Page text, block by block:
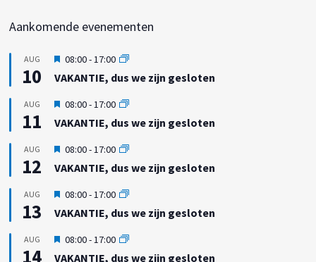
Aankomende evenementen
AUG
10
U
i
t
g
e
l
c
h
08:00-17:00
VAKANTIE, dus we zijn gesloten
AUG
11
U
i
t
g
e
l
c
h
08:00-17:00
VAKANTIE, dus we zijn gesloten
AUG
12
U
i
t
g
e
l
c
h
08:00-17:00
VAKANTIE, dus we zijn gesloten
AUG
13
U
i
t
g
e
08:00-17:00
VAKANTIE, dus we zijn gesloten
AUG
14
U
i
08:00-17:00
VAKANTIE, dus we zijn gesloten